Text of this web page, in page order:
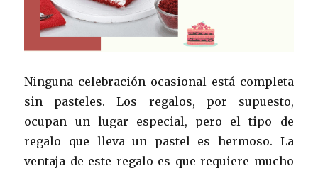
Ninguna celebración ocasional está completa
sin pasteles. Los regalos, por supuesto,
ocupan un lugar especial, pero el tipo de
regalo que lleva un pastel es hermoso. La
ventaja de este regalo es que requiere mucho